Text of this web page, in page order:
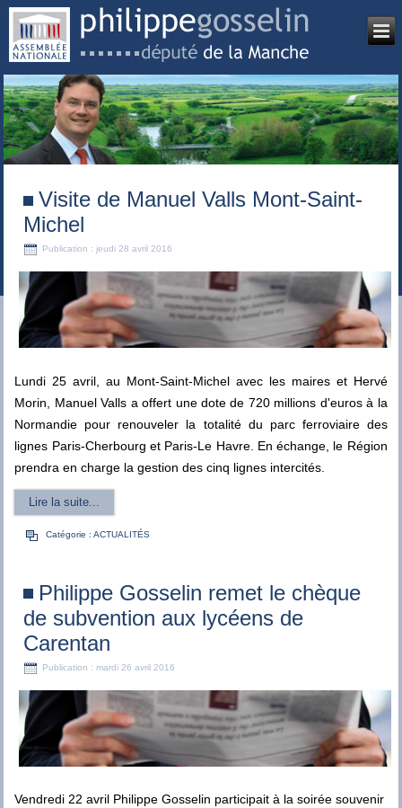
Visite de Manuel Valls Mont-Saint-
Michel
Publication : jeudi 28 avril 2016
Lundi 25 avril, au Mont-Saint-Michel avec les maires et Hervé
Morin, Manuel Valls a offert une dote de 720 millions d'euros à la
Normandie pour renouveler la totalité du parc ferroviaire des
lignes Paris-Cherbourg et Paris-Le Havre. En échange, le Région
prendra en charge la gestion des cinq lignes intercités.
Lire la suite...
Catégorie :ACTUALITÉS
Philippe Gosselin remet le chèque
de subvention aux lycéens de
Carentan
Publication : mardi 26 avril 2016
Vendredi 22 avril Philippe Gosselin participait à la soirée souvenir